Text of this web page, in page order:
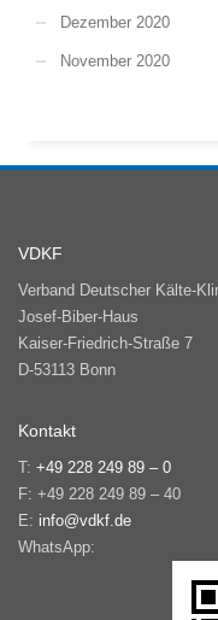
Dezember 2020
November 2020
VDKF
Verband Deutscher Kälte-
Josef-Biber-Haus
Kaiser-Friedrich-Straße 7
D-53113 Bonn
Kontakt
T: +49 228 249 89 – 0
F: +49 228 249 89 – 40
E: info@vdkf.de
WhatsApp: